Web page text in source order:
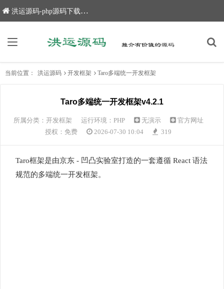
洪运源码-php源码下载,网站源码,网站源码下载
当前位置： 洪运源码 开发框架 Taro多端统一开发框架
Taro多端统一开发框架v4.2.1
所属分类： 开发框架 运行环境：PHP 无演示
官方网址
授权：免费
2026-07-30 10:04 319
Taro框架是由京东 - 凹凸实验室打造的一套遵循 React 语法
规范的多端统一开发框架。